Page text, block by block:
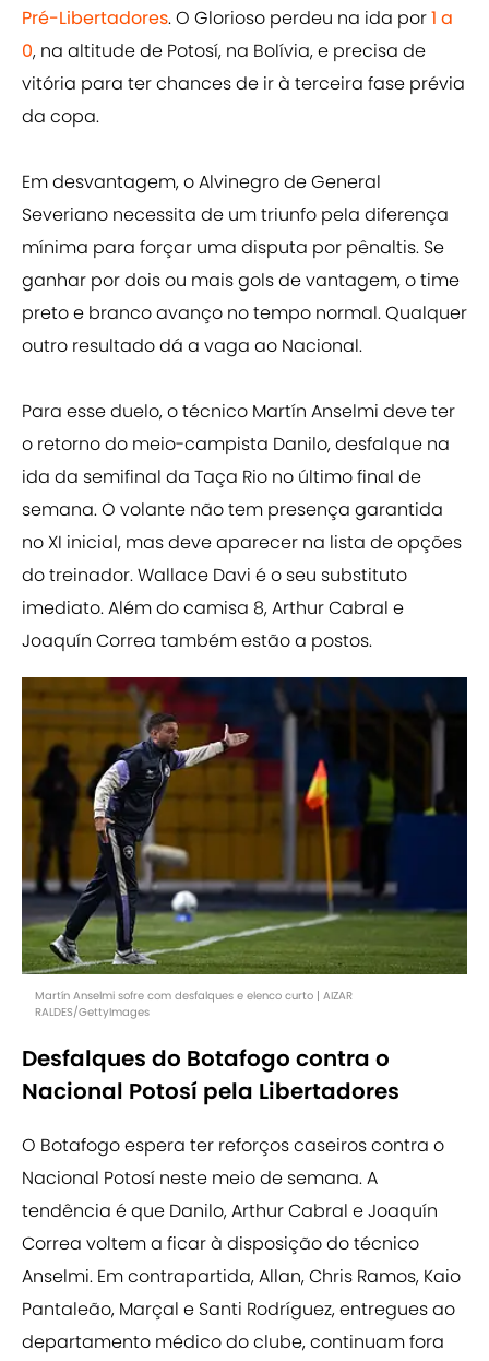
Pré-Libertadores. O Glorioso perdeu na ida por1 a
0, na altitude de Potosí, na Bolívia, e precisa de
vitória para ter chances de ir à terceira fase prévia
da copa.
Em desvantagem, o Alvinegro de General
Severiano necessita de um triunfo pela diferença
mínima para forçar uma disputa por pênaltis. Se
ganhar por dois ou mais gols de vantagem, o time
preto e branco avanço no tempo normal. Qualquer
outro resultado dá a vaga ao Nacional.
Para esse duelo, o técnico Martín Anselmi deve ter
o retorno do meio-campista Danilo, desfalque na
ida da semifinal da Taça Rio no último final de
semana. O volante não tem presença garantida
no XI inicial, mas deve aparecer na lista de opções
do treinador. Wallace Davi é o seu substituto
imediato. Além do camisa 8, Arthur Cabral e
Joaquín Correa também estão a postos.
Martín Anselmi sofre com desfalques e elenco curto | AIZAR
RALDES/GettyImages
Desfalques do Botafogo contra o
Nacional Potosí pela Libertadores
O Botafogo espera ter reforços caseiros contra o
Nacional Potosí neste meio de semana. A
tendência é que Danilo, Arthur Cabral e Joaquín
Correa voltem a ficar à disposição do técnico
Anselmi. Em contrapartida, Allan, Chris Ramos, Kaio
Pantaleão, Marçal e Santi Rodríguez, entregues ao
departamento médico do clube, continuam fora